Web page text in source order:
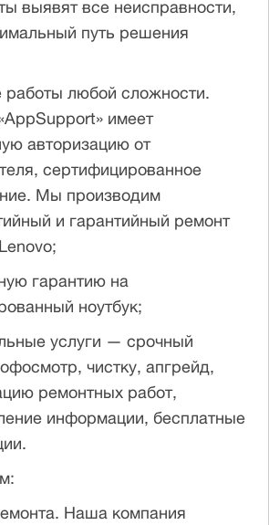
выявят все неисправности,
путь решения
работы любой сложности.
имеет
авторизацию от
сертифицированное
Мы производим
и гарантийный ремонт
гарантию на
ноутбук;
услуги — срочный
чистку, апгрейд,
ремонтных работ,
информации, бесплатные
Наша компания